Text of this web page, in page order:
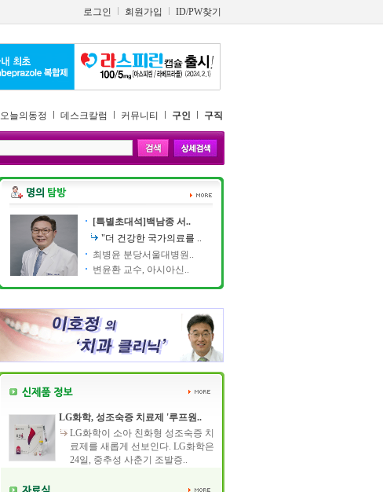
로그인 회원가입 ID/PW찾기
오늘의동정 데스크칼럼 커뮤니티 구인 구직
[특별초대석]백남종 서..
"더 건강한 국가의료를 ..
최병윤 분당서울대병원..
변윤환 교수, 아시아신..
LG화학, 성조숙증 치료제 '루프원..
LG화학이 소아 친화형 성조숙증 치
료제를 새롭게 선보인다. LG화학은
24일, 중추성 사춘기 조발증..